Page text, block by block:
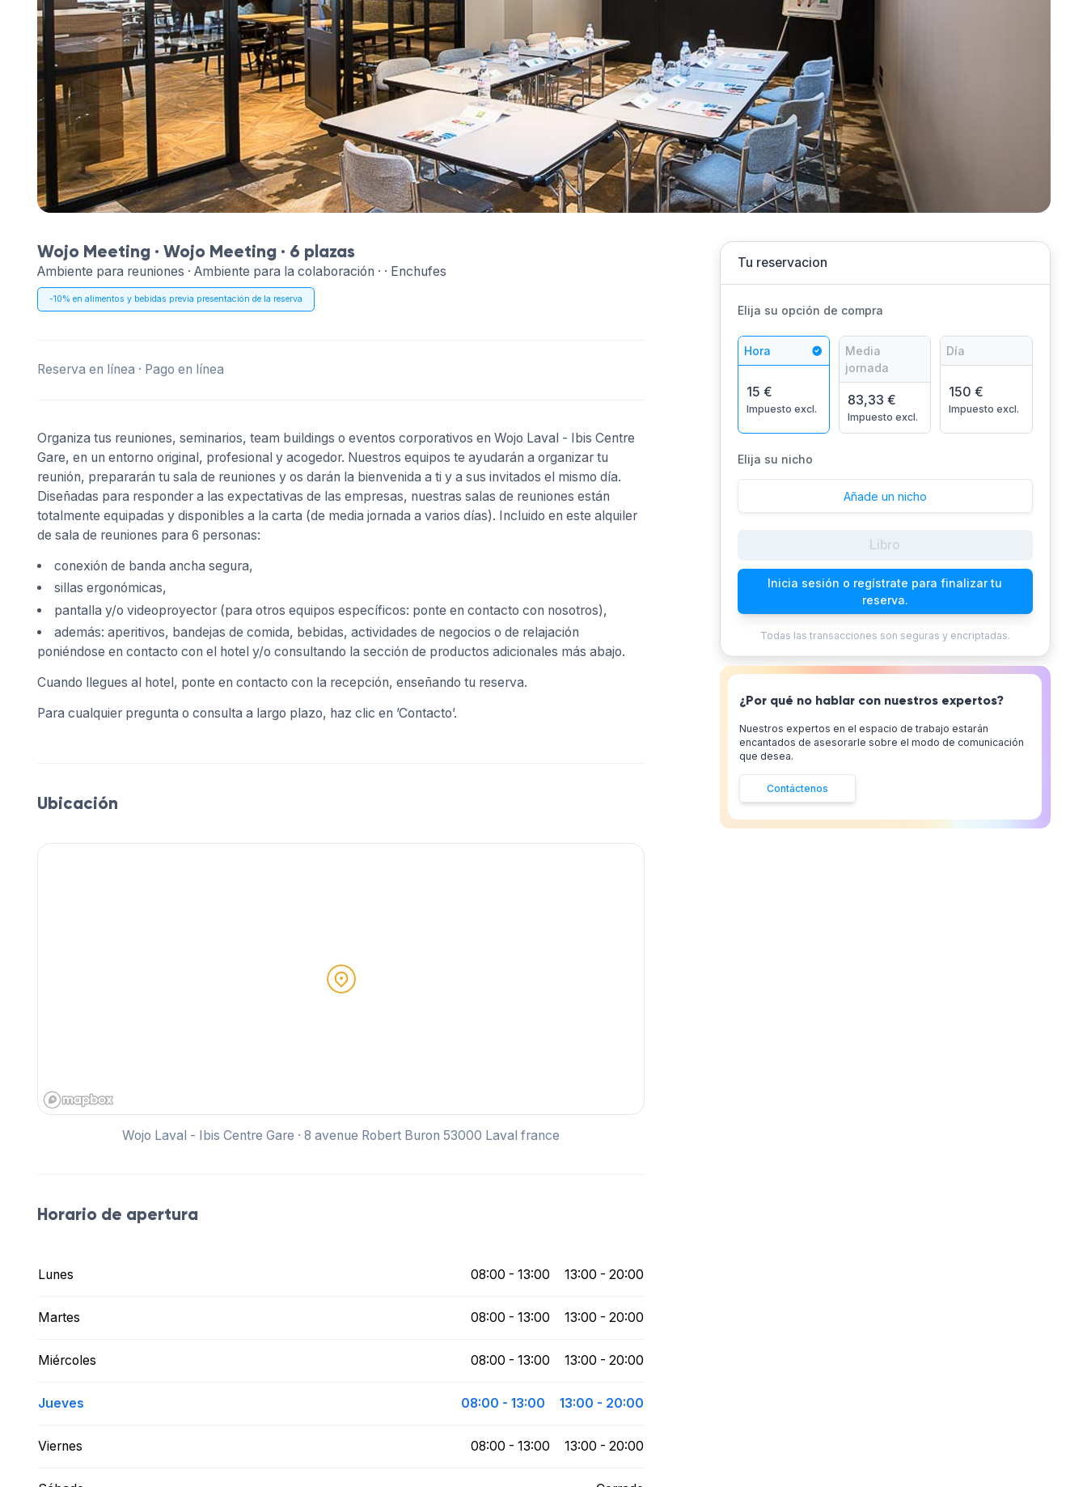
Wojo Meeting · Wojo Meeting· 6 plazas
Ambiente para reuniones · Ambiente para la colaboración · · Enchufes
-10% en alimentos y bebidas previa presentación de la reserva
Reserva en línea · Pago en línea
Organiza tus reuniones, seminarios, team buildings o eventos corporativos en Wojo Laval - Ibis Centre
Gare, en un entorno original, profesional y acogedor. Nuestros equipos te ayudarán a organizar tu
reunión, prepararán tu sala de reuniones y os darán la bienvenida a ti y a sus invitados el mismo día.
Diseñadas para responder a las expectativas de las empresas, nuestras salas de reuniones están
totalmente equipadas y disponibles a la carta (de media jornada a varios días). Incluido en este alquiler
de sala de reuniones para 6 personas:
conexión de banda ancha segura,
sillas ergonómicas,
pantalla y/o videoproyector (para otros equipos específicos: ponte en contacto con nosotros),
además: aperitivos, bandejas de comida, bebidas, actividades de negocios o de relajación
poniéndose en contacto con el hotel y/o consultando la sección de productos adicionales más abajo.
Cuando llegues al hotel, ponte en contacto con la recepción, enseñando tu reserva.
Para cualquier pregunta o consulta a largo plazo, haz clic en ’Contacto’.
Ubicación
Wojo Laval - Ibis Centre Gare · 8 avenue Robert Buron 53000 Laval france
Horario de apertura
Lunes 08:00 - 13:00 13:00 - 20:00
Martes 08:00 - 13:00 13:00 - 20:00
Miércoles 08:00 - 13:00 13:00 - 20:00
Jueves 08:00 - 13:00 13:00 - 20:00
Viernes 08:00 - 13:00 13:00 - 20:00
Tu reservacion
Elija su opción de compra
Hora
15 €
Impuesto excl.
Media
jornada
83,33 €
Impuesto excl.
Día
150 €
Impuesto excl.
Elija su nicho
Añade un nicho
Libro
Inicia sesión o regístrate para finalizar tu
reserva.
Todas las transacciones son seguras y encriptadas.
¿Por qué no hablar con nuestros expertos?
Nuestros expertos en el espacio de trabajo estarán
encantados de asesorarle sobre el modo de comunicación
que desea.
Contáctenos